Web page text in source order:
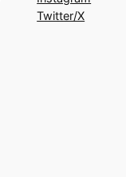
Twitter/X